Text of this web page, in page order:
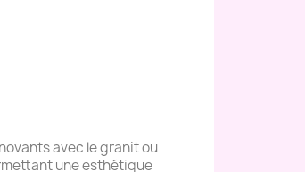
avec le granit ou
une esthétique